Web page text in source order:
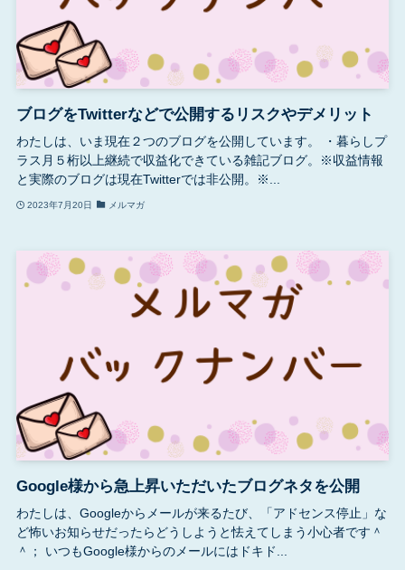
ブログをTwitterなどで公開するリスクやデメリット
わたしは、いま現在２つのブログを公開しています。 ・暮らしプ
ラス月５桁以上継続で収益化できている雑記ブログ。※収益情報
と実際のブログは現在Twitterでは非公開。※...
2023年7月20日 メルマガ
Google様から急上昇いただいたブログネタを公開
わたしは、Googleからメールが来るたび、「アドセンス停止」な
ど怖いお知らせだったらどうしようと怯えてしまう小心者です＾
＾； いつもGoogle様からのメールにはドキド...